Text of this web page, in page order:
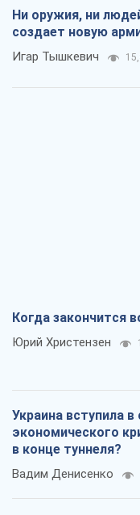
Ни оружия, ни
создает новую
Игар Тышкевич
Когда закончится
Юрий Христензен
Украина вступила в
экономического
в конце туннеля?
Вадим Денисенко